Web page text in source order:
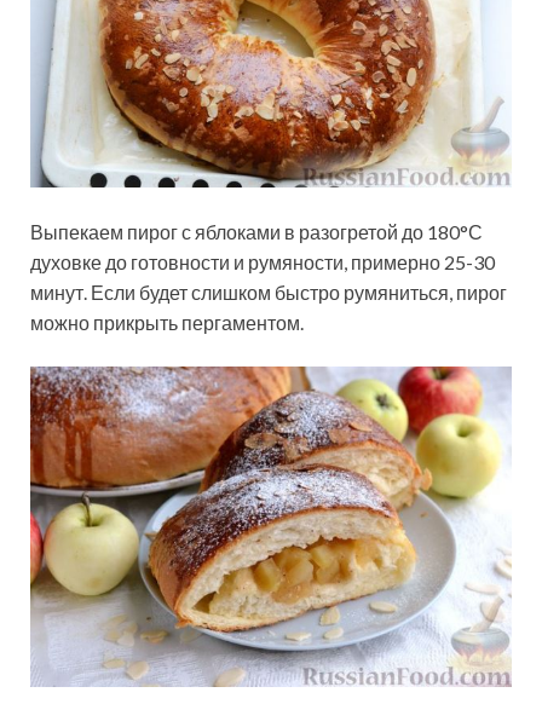
Выпекаем пирог с яблоками в разогретой до 180°С
духовке до готовности и румяности, примерно 25-30
минут. Если будет слишком быстро румяниться, пирог
можно прикрыть пергаментом.